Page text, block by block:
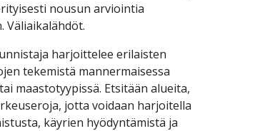
nousun arviointia
Väliaikalähdöt.
harjoittelee erilaisten
tekemistä mannermaisessa
maastotyypissä. Etsitään alueita,
jotta voidaan harjoitella
käyrien hyödyntämistä ja